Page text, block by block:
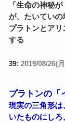
「生命の神秘
が、たいてい
プラトンとア
する
39: 2019/08/26(
プラトンの「
現実の三角形
いたものにしろ